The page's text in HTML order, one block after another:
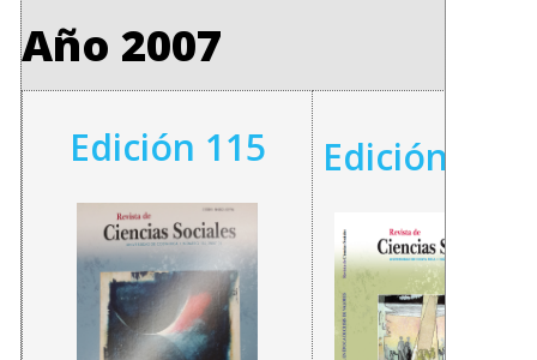
Año 2007
Edición 115 Edición 116